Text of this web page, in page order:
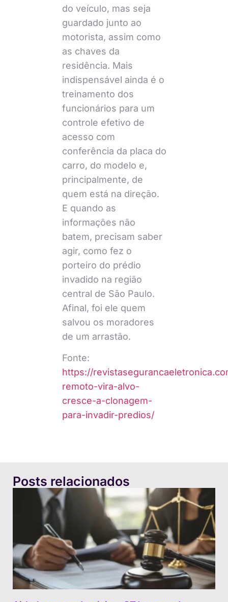
do veículo, mas seja
guardado junto ao
motorista, assim como
as chaves da
residência. Mais
indispensável ainda é o
treinamento dos
funcionários para um
controle efetivo de
acesso com
conferência da placa do
carro, do modelo e,
principalmente, de
quem está na direção.
E quando as
informações não
batem, precisam saber
agir, como fez o
porteiro do prédio
invadido na região
central de São Paulo.
Afinal, foi ele quem
salvou os moradores
de um arrastão.
Fonte:
https://
remoto-vira-alvo-
cresce-a-clonagem-
para-invadir-predios/
Posts relacionados